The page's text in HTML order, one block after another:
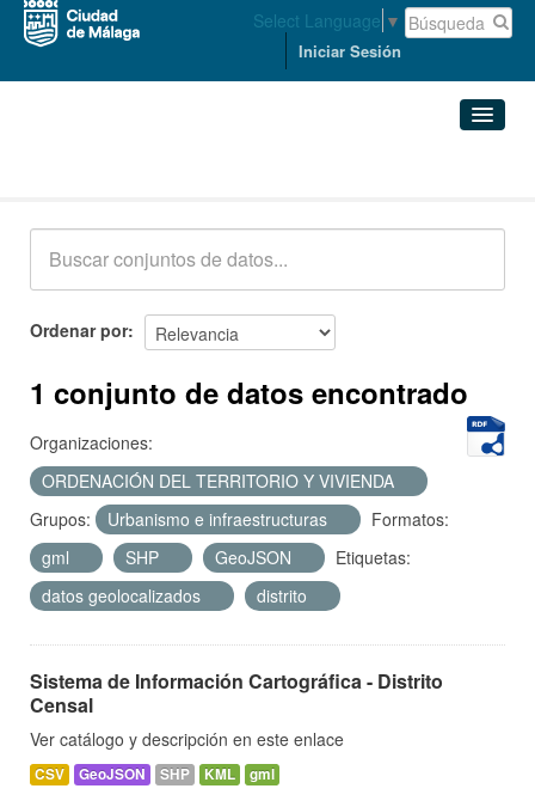
Select Language ▼
Iniciar Sesión
Acerca de
Ordenar por
1 conjunto de datos encontrado
Organizaciones:
ORDENACIÓN DEL TERRITORIO Y VIVIENDA
Grupos:
Urbanismo e infraestructuras
Formatos:
gml
SHP GeoJSON
Etiquetas:
datos geolocalizados
distrito
Sistema de Información Cartográfica - Distrito
Censal
Ver catálogo y descripción en este enlace
CSV GeoJSON SHP KML gml